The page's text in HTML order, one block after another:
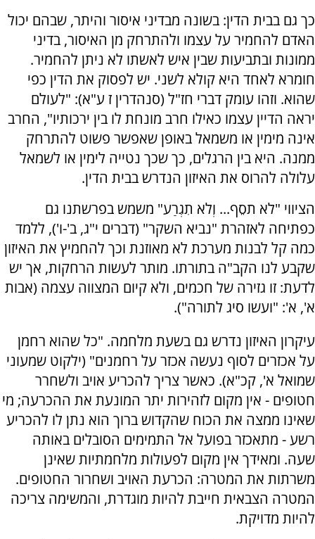
כך גם בבית הדין: בשונה מבדיני איסור והיתר, שבהם יכול
האדם להחמיר על עצמו ולהתרחק מן האיסור, בדיני
ממונות ובתביעות שבין איש לאשתו לא ניתן להחמיר.
חומרא לאחד היא קולא לשני. יש לפסוק את הדין כפי
שהוא. וזהו עומק דברי חז"ל (סנהדרין ז ע"א): "לעולם
יראה הדיין עצמו כאילו חרב מונחת לו בין ירכותיו", החרב
אינה מימין או משמאל באופן שאפשר פשוט להתרחק
ממנה. היא בין הרגלים, כך שכך נטייה לימין או לשמאל
עלולה להרוס את האיזון הנדרש בבית הדין.
הציווי "לֹא תֹסֵף... וְלֹא תִגְרַע" משמש בפרשתנו גם
כפתיחה לאזהרת "נביא השקר" (דברים י"ג, ב'-ו'), ללמד
כמה קל לבנות מערכת לא מאוזנת וכך להחמיץ את האיזון
שקבע לנו הקב"ה בתורתו. מותר לעשות הרחקות, אך יש
לדעת: זו גזירה של חכמים, ולא קיום המצווה עצמה (אבות
א', א': "ועשו סיג לתורה").
עיקרון האיזון נדרש גם בשעת מלחמה. "כל שהוא רחמן
על אכזרים לסוף נעשה אכזר על רחמנים" (ילקוט שמעוני
שמואל א', קכ"א). כאשר צריך להכריע אויב ולשחרר
חטופים - אין מקום לזהירות יתר המונעת את ההכרעה; מי
שאינו ממצה את הכוח שהקדוש ברוך הוא נתן לו להכריע
רשע - מתאכזר בפועל אל התמימים הסובלים באותה
שעה. ומאידך אין מקום לפעולות מלחמתיות שאינן
משרתות את המטרה: הכרעת האויב ושחרור החטופים.
המטרה הצבאית חייבת להיות מוגדרת, והמשימה צריכה
להיות מדויקת.